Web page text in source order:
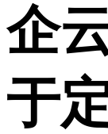
企
于